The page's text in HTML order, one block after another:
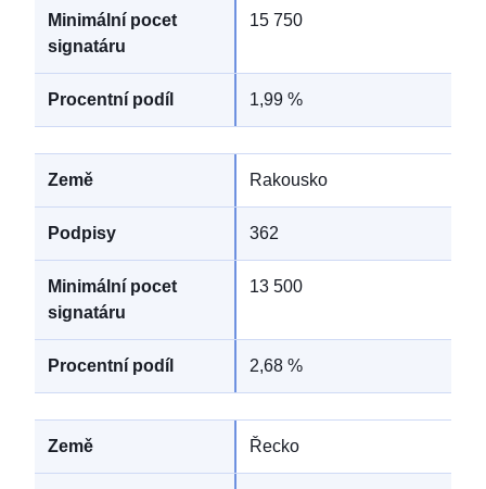
15 750
1,99 %
Rakousko
362
13 500
2,68 %
Řecko